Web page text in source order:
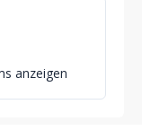
anzeigen